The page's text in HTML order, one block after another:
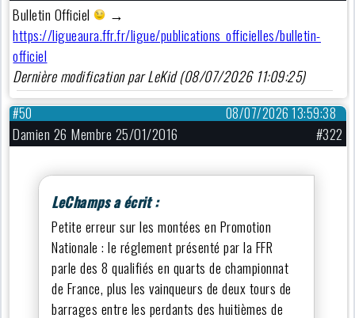
Bulletin Officiel
→
https://ligueaura.ffr.fr/ligue/publications_officielles/bulletin-
officiel
Dernière modification par LeKid (08/07/2026 11:09:25)
08/07/2026 13:59:38
#50
Damien 26 Membre 25/01/2016 #322
LeChamps a écrit :
Petite erreur sur les montées en Promotion
Nationale : le réglement présenté par la FFR
parle des 8 qualifiés en quarts de championnat
de France, plus les vainqueurs de deux tours de
barrages entre les perdants des huitièmes de